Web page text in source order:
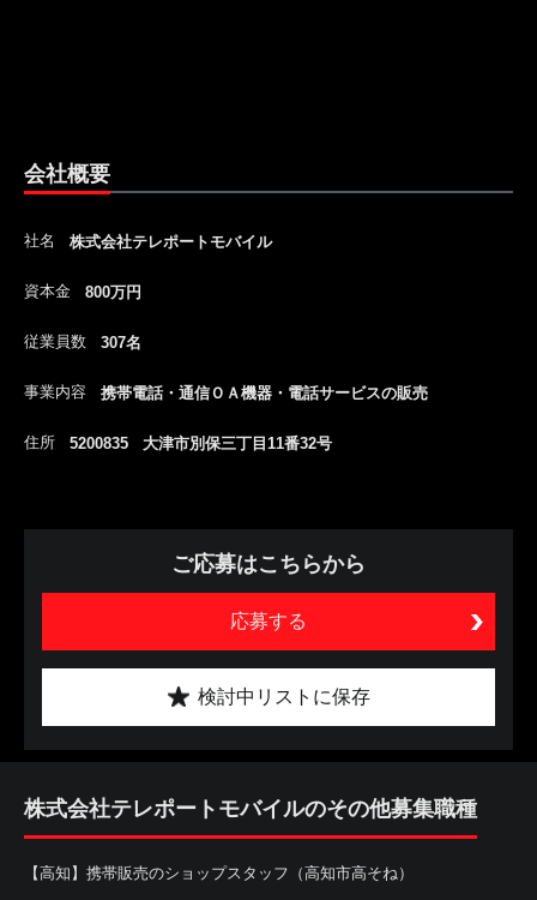
会社概要
社名 株式会社テレポートモバイル
資本金 800万円
従業員数 307名
事業内容 携帯電話・通信ＯＡ機器・電話サービスの販売
住所 5200835 大津市別保三丁目11番32号
ご応募はこちらから
応募する
検討中リストに保存
株式会社テレポートモバイルのその他募集職種
【高知】携帯販売のショップスタッフ（高知市高そね）